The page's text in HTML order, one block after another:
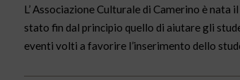
L’ Associazione Culturale di Camerino è
stato fin dal principio quello di aiutare gli
eventi volti a favorire l’inserimento dello